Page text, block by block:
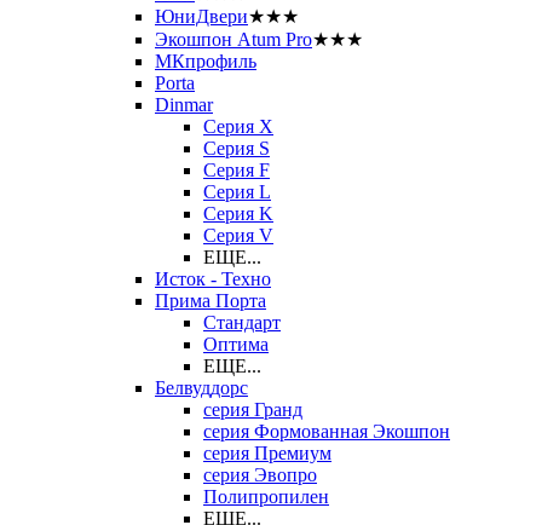
ЮниДвери★★★
Экошпон Atum Pro★★★
МКпрофиль
Porta
Dinmar
Серия X
Серия S
Серия F
Серия L
Серия K
Серия V
ЕЩЕ...
Исток - Техно
Прима Порта
Стандарт
Оптима
ЕЩЕ...
Белвуддорс
серия Гранд
серия Формованная Экошпон
серия Премиум
серия Эвопро
Полипропилен
ЕЩЕ...